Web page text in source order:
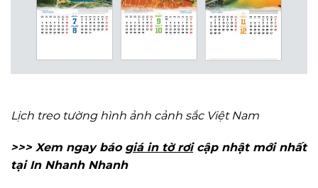
Lịch treo tường hình ảnh cảnh sắc Việt Nam
>>> Xem ngay báo giá in tờ rơicập nhật mới nhất
tại In Nhanh Nhanh